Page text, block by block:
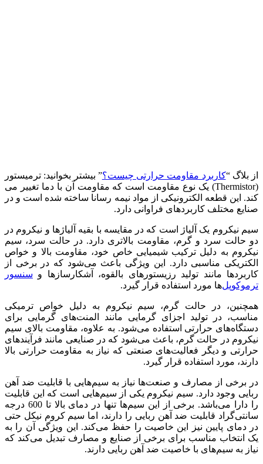
از بلاگ “کاربرد مقاومت حرارتی چیست؟” بیشتر بخوانید: ترمیستور
(Thermistor) یک نوع مقاومت است که مقاومت آن با دما تغییر می‌
کند. این قطعه الکترونیکی از مواد نیمه‌ رسانا ساخته شده است و در
صنایع مختلف کاربردهای فراوانی دارد.
سیم نیکروم یک آلیاژ است که در مقایسه با بقیه آلیاژها و نیکروم در
دو حالت سرد و گرم، مقاومت بالاتری دارد. در حالت سرد، سیم
نیکروم به دلیل ترکیب شیمیایی خاص خود، مقاومت بالا و خواص
الکتریکی مناسبی دارد. این ویژگی باعث می‌شود که در برخی از
کاربردها مانند تولید رزیستورهای بالقوه، آشکارسازها و سنسور
ترموکوپل‌ها مورد استفاده قرار گیرد.
همچنین، در حالت گرم، سیم نیکروم به دلیل خواص ترمیکی
مناسب، در تولید اجزای گرمایی مانند المنت‌های گرمایی برای
دستگاه‌های حرارتی استفاده می‌شود. به علاوه، مقاومت بالای سیم
نیکروم در حالت گرم، باعث می‌شود که در صنایعی مانند فرآیندهای
حرارتی و دیگر فعالیت‌های صنعتی که نیاز به مقاومت حرارتی بالا
دارند، مورد استفاده قرار گیرد.
در برخی از مصارف و صنعت‌ها نیاز به سیم‌هایی با قابلیت ضد آهن
ربایی وجود دارد. سیم نیکروم یکی از سیم‌هایی است که این قابلیت
را دارا می‌باشد. برخی از این سیم‌ها تنها در دمای بالا تا 600 درجه
سانتی‌گراد قابلیت ضد آهن ربایی را دارند، اما سیم کروم نیکل حتی
در دمای پایین نیز این خاصیت را حفظ می‌کند. این ویژگی آن را به
یک انتخاب مناسب برای برخی از صنایع و مصارف تبدیل می‌کند که
نیاز به سیم‌های با خاصیت ضد آهن ربایی دارند.